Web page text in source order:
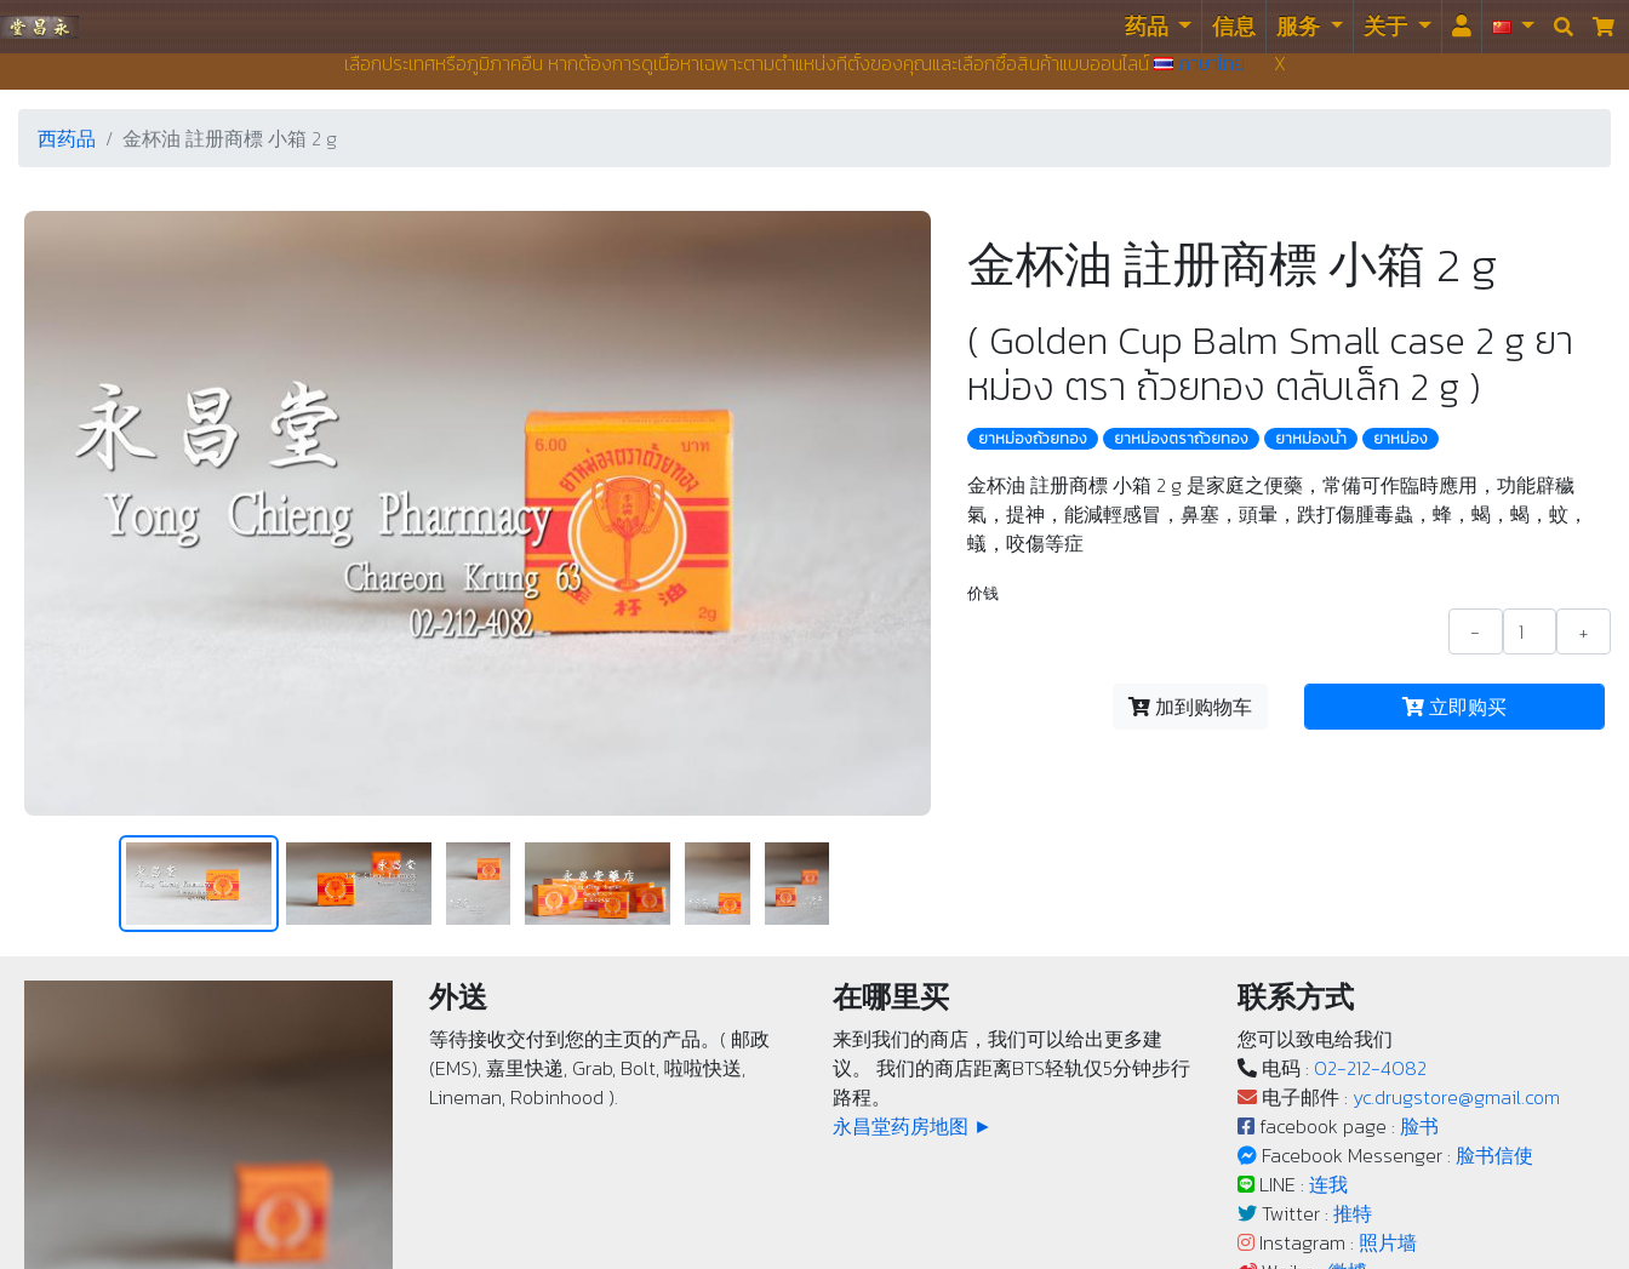
เลือกประเทศหรือภูมิภาคอื่น หากต้องการดูเนื้อหาเฉพาะตามตำแหน่งที่ตั้งของคุณและเลือกซื้อสินค้าแบบออนไลน์ ภาษาไทย X
永昌堂药店 药品 信息 服务 关于  
西药品 金杯油 註册商標 小箱 2 g
金杯油 註册商標 小箱 2 g
( Golden Cup Balm Small case 2 g ยา
หม่อง ตรา ถ้วยทอง ตลับเล็ก 2 g )
ยาหม่องถ้วยทอง ยาหม่องตราถ้วยทอง ยาหม่องน้ำ ยาหม่อง
金杯油 註册商標 小箱 2 g 是家庭之便藥，常備可作臨時應用，功能辟穢
氣，提神，能減輕感冒，鼻塞，頭暈，跌打傷腫毒蟲，蜂，蝎，蝎，蚊，
蟻，咬傷等症
价钱
- +
加到购物车 立即购买
外送
等待接收交付到您的主页的产品。( 邮政
(EMS), 嘉里快递, Grab, Bolt, 啦啦快送,
Lineman, Robinhood ).
在哪里买
来到我们的商店，我们可以给出更多建
议。 我们的商店距离BTS轻轨仅5分钟步行
路程。
永昌堂药房地图 ►
联系方式
您可以致电给我们
电码 : 02-212-4082
电子邮件 : yc.drugstore@gmail.com
facebook page : 脸书
Facebook Messenger : 脸书信使
LINE : 连我
Twitter : 推特
Instagram : 照片墙